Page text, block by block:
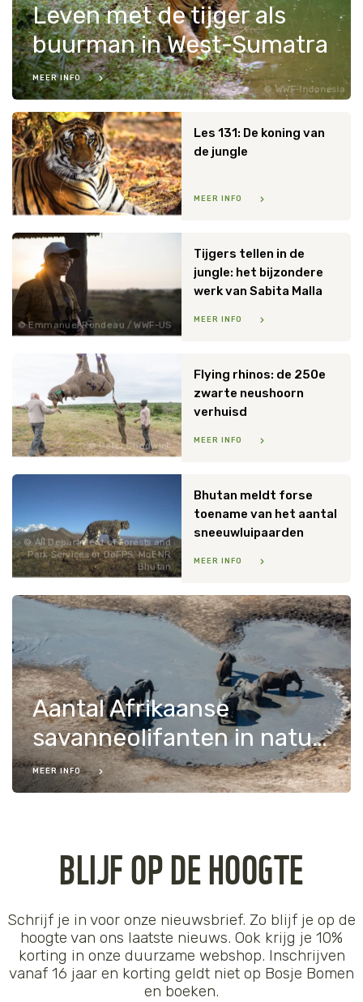
WWF-Indonesia
Leven met de tijger als
buurman in West-Sumatra
MEER INFO
Sanskar Khedekar
Les 131: De koning van
de jungle
MEER INFO
Emmanuel Rondeau / WWF-US
Tijgers tellen in de
jungle: het bijzondere
werk van Sabita Malla
MEER INFO
Peter Chadwick
Flying rhinos: de 250e
zwarte neushoorn
verhuisd
MEER INFO
All Department of Forests and
Park Services or DoFPS, MoENR
Bhutan
Bhutan meldt forse
toename van het aantal
sneeuwluipaarden
MEER INFO
KAZA secretariat
Aantal Afrikaanse
savanneolifanten in natuurgebied KAZA toegenomen
MEER INFO
BLIJF OP DE HOOGTE
Schrijf je in voor onze nieuwsbrief. Zo blijf je op de
hoogte van ons laatste nieuws. Ook krijg je 10%
korting in onze duurzame webshop. Inschrijven
vanaf 16 jaar en korting geldt niet op Bosje Bomen
en boeken.